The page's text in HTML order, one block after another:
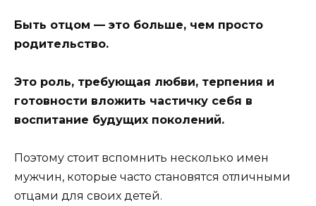
Быть отцом — это больше, чем просто
родительство.
Это роль, требующая любви, терпения и
готовности вложить частичку себя в
воспитание будущих поколений.
Поэтому стоит вспомнить несколько имен
мужчин, которые часто становятся отличными
отцами для своих детей.